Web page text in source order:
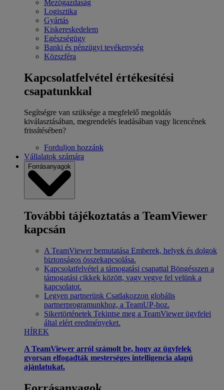
Mezőgazdaság
Logisztika
Gyártás
Kiskereskedelem
Egészségügy
Banki és pénzügyi tevékenység
Közszféra
Kapcsolatfelvétel értékesítési
csapatunkkal
Segítségre van szüksége a megfelelő megoldás
kiválasztásában, megrendelés leadásában vagy licencének
frissítésében?
Forduljon hozzánk
Vállalatok számára
Forrásanyagok
További tájékoztatás a TeamViewer
kapcsán
A TeamViewer bemutatása Emberek, helyek és dolgok
biztonságos összekapcsolása.
Kapcsolatfelvétel a támogatási csapattal Böngésszen a
támogatási cikkek között, vagy vegye fel velünk a
kapcsolatot.
Legyen partnerünk Csatlakozzon globális
partnerprogramunkhoz, a TeamUP-hoz.
Sikertörténetek Tekintse meg a TeamViewer ügyfelei
által elért eredményeket.
HÍREK
A TeamViewer arról számolt be, hogy az ügyfelek
gyorsan elfogadták mesterséges intelligencia alapú
ajánlatukat.